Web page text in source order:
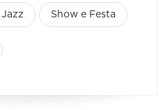
Jazz Show e Festa